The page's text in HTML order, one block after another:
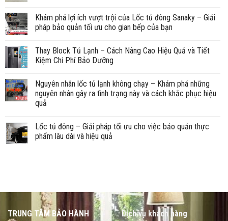
Khám phá lợi ích vượt trội của Lốc tủ đông Sanaky – Giải
pháp bảo quản tối ưu cho gian bếp của bạn
Thay Block Tủ Lạnh – Cách Nâng Cao Hiệu Quả và Tiết
Kiệm Chi Phí Bảo Dưỡng
Nguyên nhân lốc tủ lạnh không chạy – Khám phá những
nguyên nhân gây ra tình trạng này và cách khắc phục hiệu
quả
Lốc tủ đông – Giải pháp tối ưu cho việc bảo quản thực
phẩm lâu dài và hiệu quả
TRUNG TÂM BẢO HÀNH
Dịch vụ khách hàng